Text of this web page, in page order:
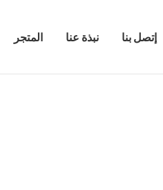
المتجر نبذة عنا إتصل بنا